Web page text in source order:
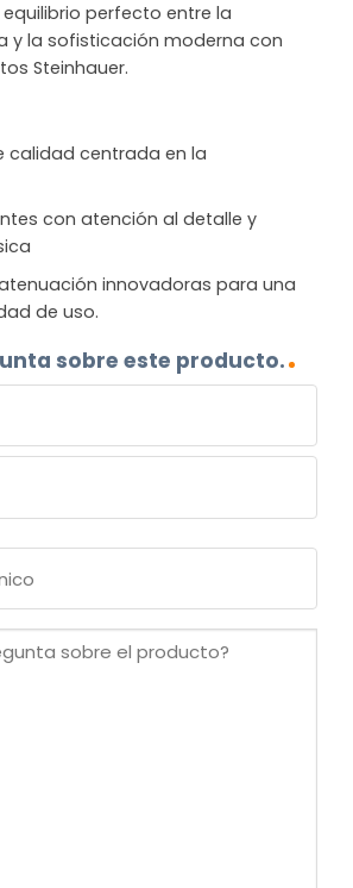
perfecto entre la
y la sofisticación moderna con
Steinhauer.
calidad centrada en la
con atención al detalle y
innovadoras para una
de uso.
sobre este producto.